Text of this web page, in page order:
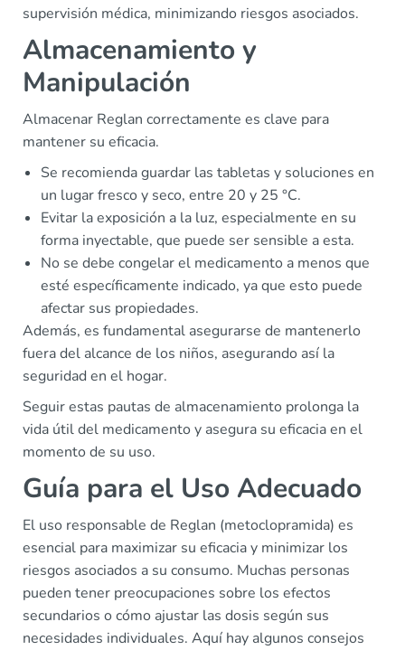
supervisión médica, minimizando riesgos asociados.
Almacenamiento y
Manipulación
Almacenar Reglan correctamente es clave para
mantener su eficacia.
Se recomienda guardar las tabletas y soluciones en
un lugar fresco y seco, entre 20 y 25 °C.
Evitar la exposición a la luz, especialmente en su
forma inyectable, que puede ser sensible a esta.
No se debe congelar el medicamento a menos que
esté específicamente indicado, ya que esto puede
afectar sus propiedades.
Además, es fundamental asegurarse de mantenerlo
fuera del alcance de los niños, asegurando así la
seguridad en el hogar.
Seguir estas pautas de almacenamiento prolonga la
vida útil del medicamento y asegura su eficacia en el
momento de su uso.
Guía para el Uso Adecuado
El uso responsable de Reglan (metoclopramida) es
esencial para maximizar su eficacia y minimizar los
riesgos asociados a su consumo. Muchas personas
pueden tener preocupaciones sobre los efectos
secundarios o cómo ajustar las dosis según sus
necesidades individuales. Aquí hay algunos consejos